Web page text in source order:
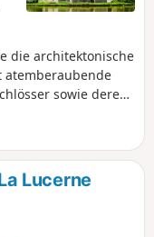
die architektonische
atemberaubende
sowie deren
eine
von Fougères
der erste Aufstand
im Jahr 1815.
Lucerne